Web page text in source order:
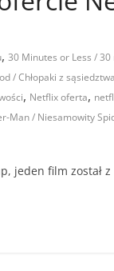
, 30 Minutes or Less /
/ Chłopaki z
, Netflix oferta,
Man / Niesamowity
jeden film został